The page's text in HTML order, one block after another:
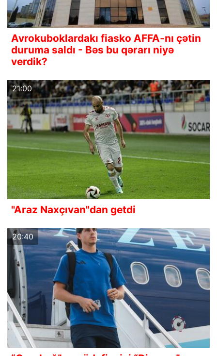
Avrokuboklardakı fiasko AFFA-nı çətin
duruma saldı - Bəs bu qərarı niyə
verdik?
21:00
"Araz Naxçıvan"dan getdi
20:40